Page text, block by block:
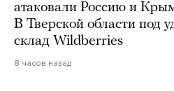
атаковали Россию и
В Тверской области под
склад Wildberries
8 часов назад